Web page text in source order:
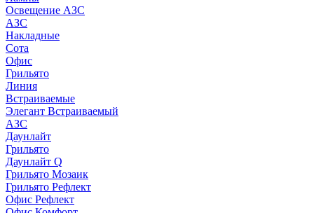
Освещение АЗС
АЗС
Накладные
Сота
Офис
Грильято
Линия
Встраиваемые
Элегант Встраиваемый
АЗС
Даунлайт
Грильято
Даунлайт Q
Грильято Мозаик
Грильято Рефлект
Офис Рефлект